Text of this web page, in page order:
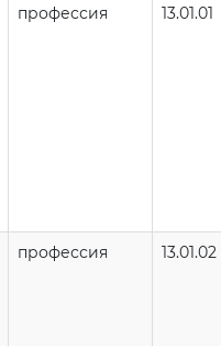
профессия 13.01.01
профессия 13.01.02